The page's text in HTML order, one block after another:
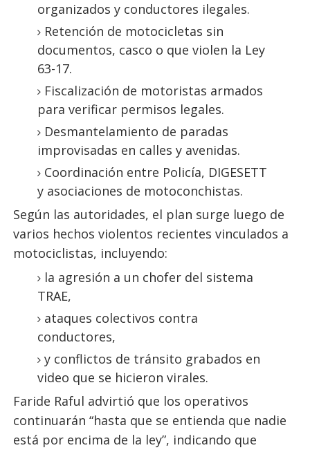
organizados y conductores ilegales.
Retención de motocicletas sin
documentos, casco o que violen la Ley
63-17.
Fiscalización de motoristas armados
para verificar permisos legales.
Desmantelamiento de paradas
improvisadas en calles y avenidas.
Coordinación entre Policía, DIGESETT
y asociaciones de motoconchistas.
Según las autoridades, el plan surge luego de
varios hechos violentos recientes vinculados a
motociclistas, incluyendo:
la agresión a un chofer del sistema
TRAE,
ataques colectivos contra
conductores,
y conflictos de tránsito grabados en
video que se hicieron virales.
Faride Raful advirtió que los operativos
continuarán “hasta que se entienda que nadie
está por encima de la ley”, indicando que